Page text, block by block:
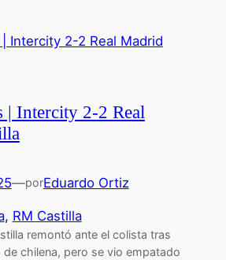
| Intercity 2-2 Real
—porEduardo Ortiz
, RM Castilla
remontó ante el colista tras
de chilena, pero se vio empatado